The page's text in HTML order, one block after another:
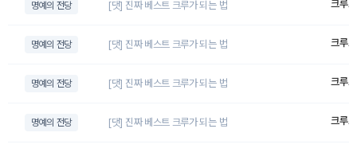
명예의 전당 [댓] 진짜 베스트 크루가 되는 법 크루
명예의 전당 [댓] 진짜 베스트 크루가 되는 법 크루
명예의 전당 [댓] 진짜 베스트 크루가 되는 법 크루
명예의 전당 [댓] 진짜 베스트 크루가 되는 법 크루